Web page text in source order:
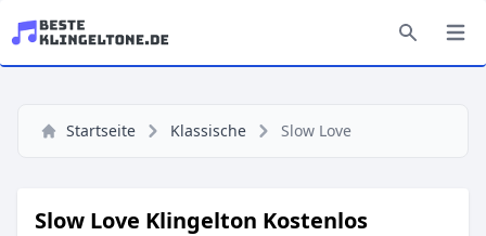
Startseite Klassische Slow Love
Slow Love Klingelton Kostenlos